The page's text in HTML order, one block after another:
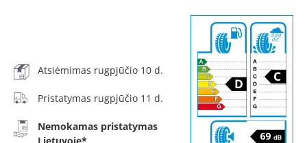
Atsiėmimas rugpjūčio 10 d.
Pristatymas rugpjūčio 11 d.
Nemokamas pristatymas